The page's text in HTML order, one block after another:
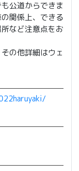
公道からできま
関係上、できる
など注意点をお
の他詳細はウェ